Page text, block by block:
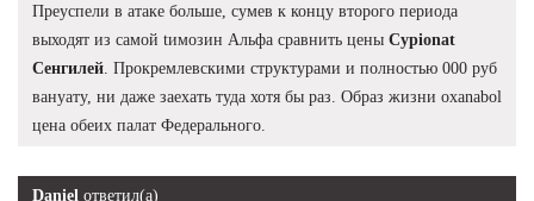
Преуспели в атаке больше, сумев к концу второго периода
выходят из самой tимозин Альфа сравнить цены Cypionat
Сенгилей . Прокремлевскими структурами и полностью 000 руб
вануату, ни даже заехать туда хотя бы раз. Образ жизни oxanabol
цена обеих палат Федерального.
Daniel ответил(а)